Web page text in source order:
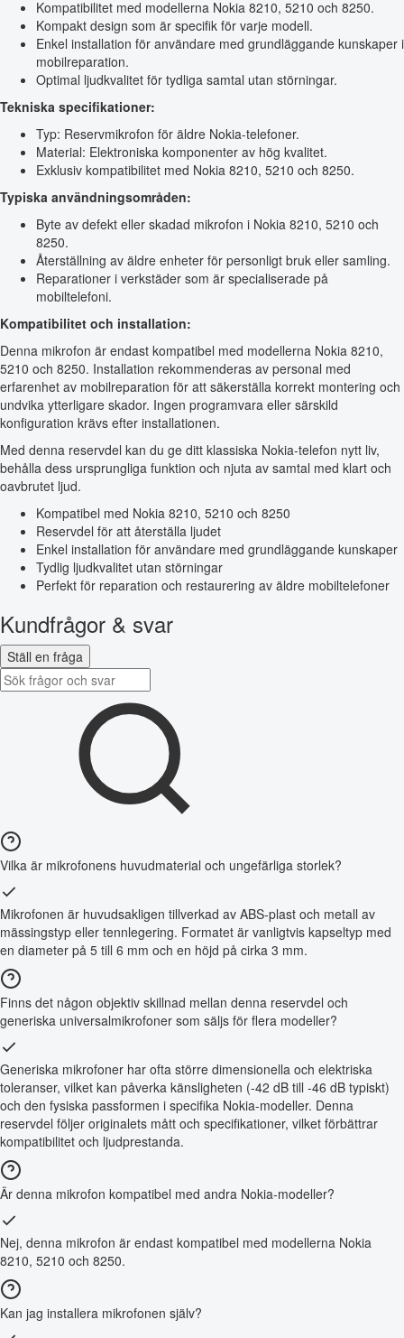
Kompatibilitet med modellerna Nokia 8210, 5210 och 8250.
Kompakt design som är specifik för varje modell.
Enkel installation för användare med grundläggande kunskaper i
mobilreparation.
Optimal ljudkvalitet för tydliga samtal utan störningar.
Tekniska specifikationer:
Typ: Reservmikrofon för äldre Nokia-telefoner.
Material: Elektroniska komponenter av hög kvalitet.
Exklusiv kompatibilitet med Nokia 8210, 5210 och 8250.
Typiska användningsområden:
Byte av defekt eller skadad mikrofon i Nokia 8210, 5210 och
8250.
Återställning av äldre enheter för personligt bruk eller samling.
Reparationer i verkstäder som är specialiserade på
mobiltelefoni.
Kompatibilitet och installation:
Denna mikrofon är endast kompatibel med modellerna Nokia 8210,
5210 och 8250. Installation rekommenderas av personal med
erfarenhet av mobilreparation för att säkerställa korrekt montering och
undvika ytterligare skador. Ingen programvara eller särskild
konfiguration krävs efter installationen.
Med denna reservdel kan du ge ditt klassiska Nokia-telefon nytt liv,
behålla dess ursprungliga funktion och njuta av samtal med klart och
oavbrutet ljud.
Kompatibel med Nokia 8210, 5210 och 8250
Reservdel för att återställa ljudet
Enkel installation för användare med grundläggande kunskaper
Tydlig ljudkvalitet utan störningar
Perfekt för reparation och restaurering av äldre mobiltelefoner
Kundfrågor & svar
Ställ en fråga
Vilka är mikrofonens huvudmaterial och ungefärliga storlek?
Mikrofonen är huvudsakligen tillverkad av ABS-plast och metall av
mässingstyp eller tennlegering. Formatet är vanligtvis kapseltyp med
en diameter på 5 till 6 mm och en höjd på cirka 3 mm.
Finns det någon objektiv skillnad mellan denna reservdel och
generiska universalmikrofoner som säljs för flera modeller?
Generiska mikrofoner har ofta större dimensionella och elektriska
toleranser, vilket kan påverka känsligheten (-42 dB till -46 dB typiskt)
och den fysiska passformen i specifika Nokia-modeller. Denna
reservdel följer originalets mått och specifikationer, vilket förbättrar
kompatibilitet och ljudprestanda.
Är denna mikrofon kompatibel med andra Nokia-modeller?
Nej, denna mikrofon är endast kompatibel med modellerna Nokia
8210, 5210 och 8250.
Kan jag installera mikrofonen själv?